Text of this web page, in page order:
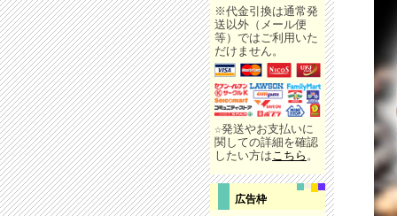
※代金引換は通常発
送以外（メール便
等）ではご利用いた
だけません。
☆発送やお支払いに
関しての詳細を確認
したい方はこちら 。
広告枠